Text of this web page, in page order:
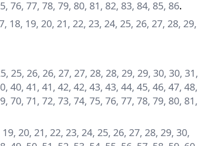
76, 77, 78, 79, 80, 81, 82, 83, 84, 85, 86.
18, 19, 20, 21, 22, 23, 24, 25, 26, 27, 28, 29,
25, 26, 26, 27, 27, 28, 28, 29, 29, 30, 30, 31,
40, 41, 41, 42, 42, 43, 43, 44, 45, 46, 47, 48,
70, 71, 72, 73, 74, 75, 76, 77, 78, 79, 80, 81,
20, 21, 22, 23, 24, 25, 26, 27, 28, 29, 30,